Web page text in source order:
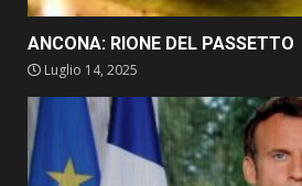
ANCONA: RIONE DEL PASSETTO
Luglio 14, 2025